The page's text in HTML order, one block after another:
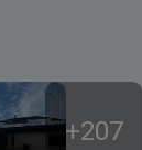
+207